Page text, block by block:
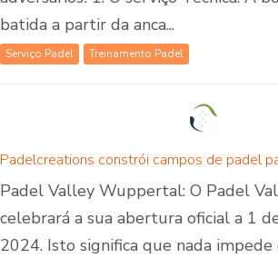
batida a partir da anca...
Serviço Padel Treinamento Padel
Padel Valley Wuppertal: O Padel
celebrará a sua abertura oficial a 1
2024. Isto significa que nada impede